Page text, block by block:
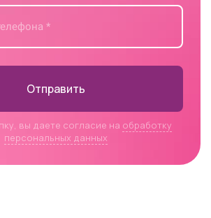
Отправить
вы даете согласие на обработку
персональных данных